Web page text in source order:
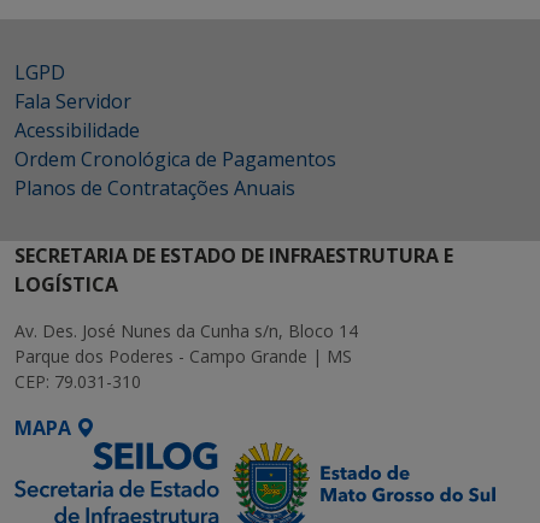
LGPD
Fala Servidor
Acessibilidade
Ordem Cronológica de Pagamentos
Planos de Contratações Anuais
SECRETARIA DE ESTADO DE INFRAESTRUTURA E
LOGÍSTICA
Av. Des. José Nunes da Cunha s/n, Bloco 14
Parque dos Poderes - Campo Grande | MS
CEP: 79.031-310
MAPA